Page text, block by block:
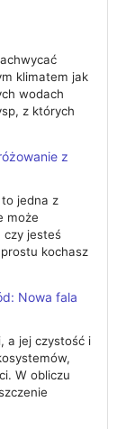
klimatem jak
wodach
z których
z
jedna z
może
czy jesteś
kochasz
Nowa fala
a jej czystość i
W obliczu